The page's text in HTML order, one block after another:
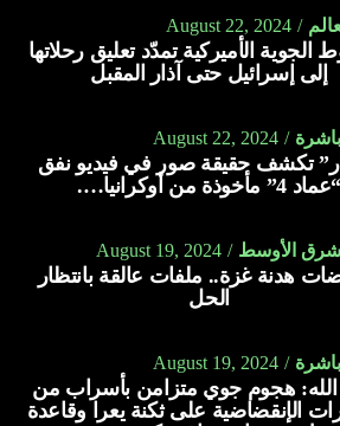
August 22, 2024
الجوية الأميركية تمدّد تعليق رحلاتها
إلى إسرائيل حتى آذار المقبل
August 22, 2024
تكشف حقيقة صور في فيديو نفق
“عماد 4” مأخوذة من أوكرانيا….
الأوسط August 19, 2024
هدنة غزة.. ملفات عالقة بانتظار
الحل
August 19, 2024
هجوم جوي متزامن بأسراب من
الإنقضاضية على ثكنة يعرا وقاعدة